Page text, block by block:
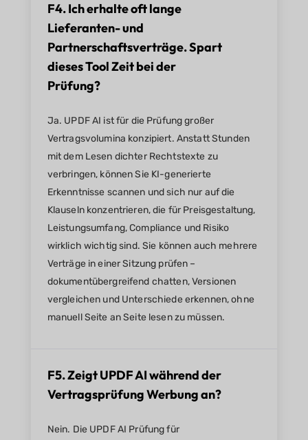
F4. Ich erhalte oft lange
Lieferanten- und
Partnerschaftsverträge. Spart
dieses Tool Zeit bei der
Prüfung?
Ja. UPDF AI ist für die Prüfung großer
Vertragsvolumina konzipiert. Anstatt Stunden
mit dem Lesen dichter Rechtstexte zu
verbringen, können Sie KI-generierte
Erkenntnisse scannen und sich nur auf die
Klauseln konzentrieren, die für Preisgestaltung,
Leistungsumfang, Compliance und Risiko
wirklich wichtig sind. Sie können auch mehrere
Verträge in einer Sitzung prüfen –
dokumentübergreifend chatten, Versionen
vergleichen und Unterschiede erkennen, ohne
manuell Seite an Seite lesen zu müssen.
F5. Zeigt UPDF AI während der
Vertragsprüfung Werbung an?
Nein. Die UPDF AI Prüfung für